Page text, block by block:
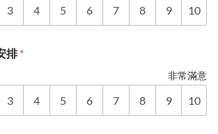
3 4 5 6 7 8 9 10
排*
非常滿意
3 4 5 6 7 8 9 10